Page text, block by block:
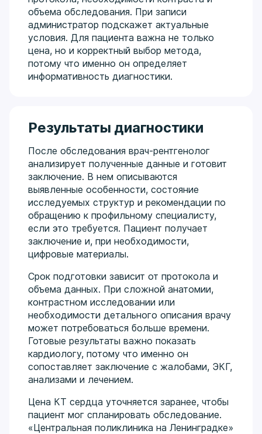
объема обследования. При записи
администратор подскажет актуальные
условия. Для пациента важна не только
цена, но и корректный выбор метода,
потому что именно он определяет
информативность диагностики.
Результаты диагностики
После обследования врач-рентгенолог
анализирует полученные данные и готовит
заключение. В нем описываются
выявленные особенности, состояние
исследуемых структур и рекомендации по
обращению к профильному специалисту,
если это требуется. Пациент получает
заключение и, при необходимости,
цифровые материалы.
Срок подготовки зависит от протокола и
объема данных. При сложной анатомии,
контрастном исследовании или
необходимости детального описания врачу
может потребоваться больше времени.
Готовые результаты важно показать
кардиологу, потому что именно он
сопоставляет заключение с жалобами, ЭКГ,
анализами и лечением.
Цена КТ сердца уточняется заранее, чтобы
пациент мог спланировать обследование.
«Центральная поликлиника на Ленинградке»